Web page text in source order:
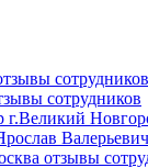
сотрудников
сотрудников
г.Великий
отзывы